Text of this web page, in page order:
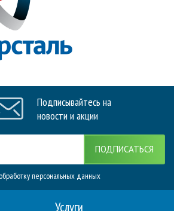
Подписывайтесь на
новости и акции
ПОДПИСАТЬСЯ
персональных данных
Услуги